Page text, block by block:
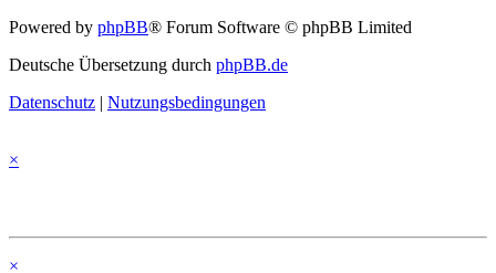
Powered by phpBB® Forum Software © phpBB Limited
Deutsche Übersetzung durch phpBB.de
Datenschutz | Nutzungsbedingungen
×
×